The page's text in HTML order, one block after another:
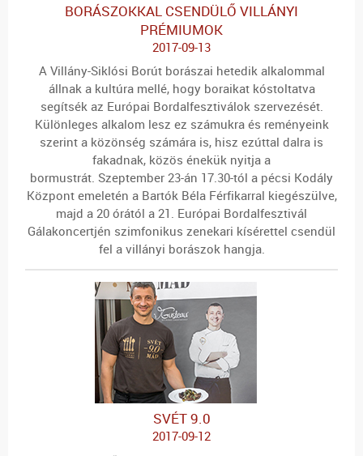
BORÁSZOKKAL CSENDÜLŐ VILLÁNYI
PRÉMIUMOK
2017-09-13
A Villány-Siklósi Borút borászai hetedik alkalommal
állnak a kultúra mellé, hogy boraikat kóstoltatva
segítsék az Európai Bordalfesztiválok szervezését.
Különleges alkalom lesz ez számukra és reményeink
szerint a közönség számára is, hisz ezúttal dalra is
fakadnak, közös énekük nyitja a
bormustrát. Szeptember 23-án 17.30-tól a pécsi Kodály
Központ emeletén a Bartók Béla Férfikarral kiegészülve,
majd a 20 órától a 21. Európai Bordalfesztivál
Gálakoncertjén szimfonikus zenekari kísérettel csendül
fel a villányi borászok hangja.
SVÉT 9.0
2017-09-12